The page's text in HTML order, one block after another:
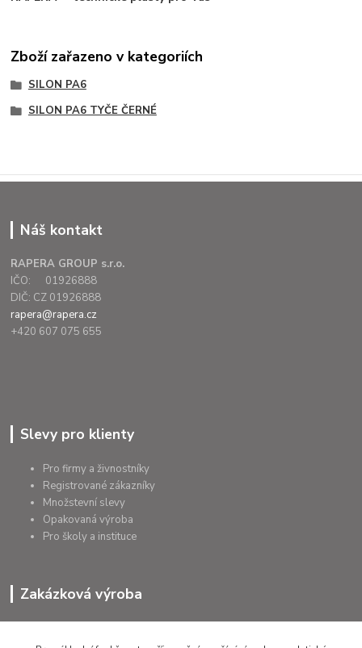
Zboží zařazeno v kategoriích
SILON PA6
SILON PA6 TYČE ČERNÉ
Náš kontakt
RAPERA GROUP s.r.o.
IČO: 01926888
DIČ: CZ 01926888
rapera@rapera.cz
+420 607 075 655
Slevy pro klienty
Pro firmy a živnostníky
Registrované zákazníky
Množstevní slevy
Opakovaná výroba
Pro školy a instituce
Zakázková výroba